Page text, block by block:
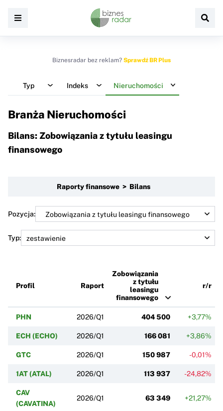
Biznesradar bez reklam? Sprawdź BR Plus
Typ Indeks Nieruchomości
Branża Nieruchomości
Bilans: Zobowiązania z tytułu leasingu
finansowego
Raporty finansowe > Bilans
Pozycja:
Typ:
Profil Raport
Zobowiązania
z tytułu
leasingu
finansowego
r/r
PHN 2026/Q1 404 500 +3,77%
ECH (ECHO) 2026/Q1 166 081 +3,86%
GTC 2026/Q1 150 987 -0,01%
1AT (ATAL) 2026/Q1 113 937 -24,82%
CAV
(CAVATINA)
2026/Q1 63 349 +21,27%